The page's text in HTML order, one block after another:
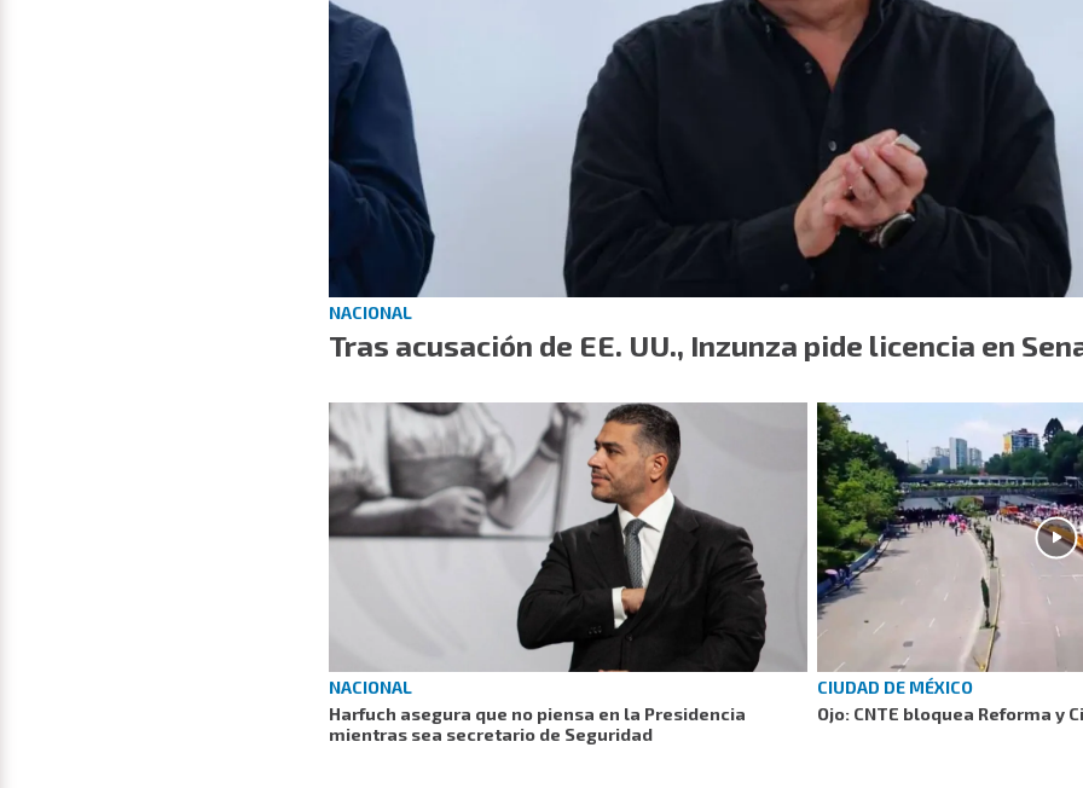
NACIONAL
Tras acusación de EE. UU., Inzunza pide licencia en
NACIONAL
Harfuch asegura que no piensa en la Presidencia
mientras sea secretario de Seguridad
CIUDAD DE MÉXICO
Ojo: CNTE bloquea Reforma y